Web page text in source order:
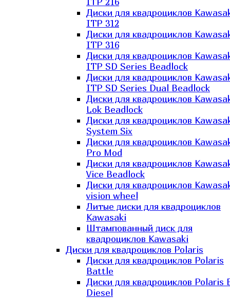
Диски для квадроциклов
ITP 312
Диски для квадроциклов
ITP 316
Диски для квадроциклов
ITP SD Series Beadlock
Диски для квадроциклов
ITP SD Series Dual Beadlock
Диски для квадроциклов
Lok Beadlock
Диски для квадроциклов
System Six
Диски для квадроциклов
Pro Mod
Диски для квадроциклов
Vice Beadlock
Диски для квадроциклов
vision wheel
Литые диски для квадроциклов
Kawasaki​
Штампованный диск для
квадроциклов Kawasaki​
Диски для квадроциклов Polaris
Диски для квадроциклов Polaris
Battle
Диски для квадроциклов Polaris
Diesel